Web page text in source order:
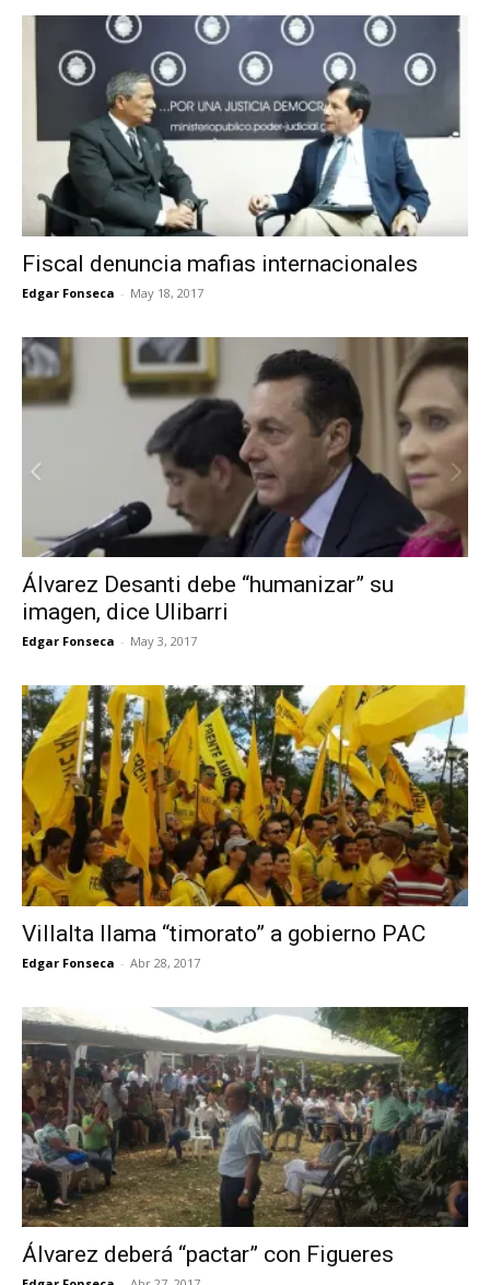
Fiscal denuncia mafias internacionales
Edgar Fonseca - May 18, 2017
Álvarez Desanti debe “humanizar” su
imagen, dice Ulibarri
Edgar Fonseca - May 3, 2017
Villalta llama “timorato” a gobierno PAC
Edgar Fonseca - Abr 28, 2017
Álvarez deberá “pactar” con Figueres